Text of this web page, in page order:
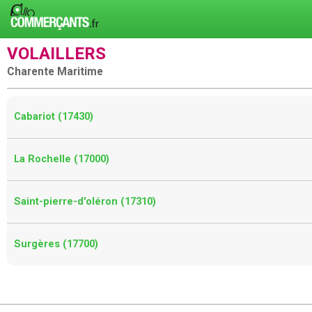
VOLAILLERS
Charente Maritime
Cabariot (17430)
La Rochelle (17000)
Saint-pierre-d'oléron (17310)
Surgères (17700)